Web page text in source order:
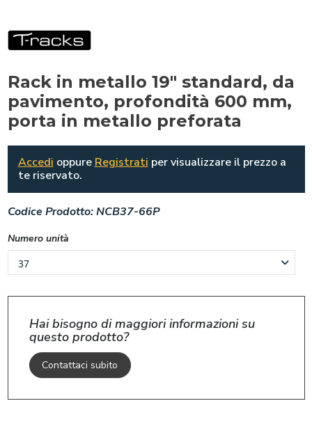
Rack in metallo 19" standard, da
pavimento, profondità 600 mm,
porta in metallo preforata
Accedi oppure Registrati per visualizzare il prezzo a
te riservato.
Codice Prodotto: NCB37-66P
Numero unità
Hai bisogno di maggiori informazioni su
questo prodotto?
Contattaci subito